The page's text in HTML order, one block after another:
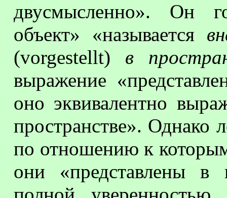
двусмысленно». Он
объект» «называется
(vorgestellt) в
выражение
оно эквивалентно
пространстве». Однако
по отношению к
они «представлены в